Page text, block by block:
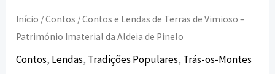
Início /Contos / Contos e Lendas de Terras de Vimioso –
Património Imaterial da Aldeia de Pinelo
Contos, Lendas, Tradições Populares, Trás-os-Montes